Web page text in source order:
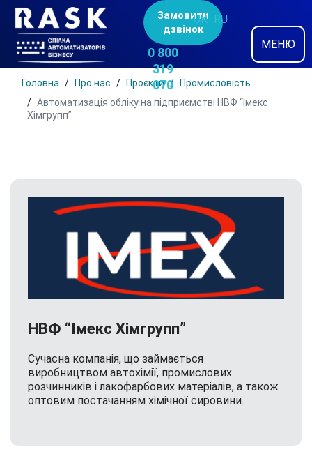
Замовити
дзвінок
0 800
319
070
UK RU
МЕНЮ
Головна Про нас Проєкти
Промисловість
Автоматизація обліку на підприємстві НВФ “Імекс
Хімгрупп”
НВФ “Імекс Хімгрупп”
Cучасна компанія, що займається
виробництвом автохімії, промислових
розчинників і лакофарбових матеріалів, а також
оптовим постачанням хімічної сировини.